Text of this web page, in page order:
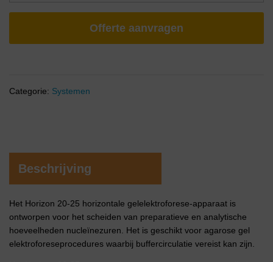
Offerte aanvragen
Categorie: Systemen
Beschrijving
Het Horizon 20-25 horizontale gelelektroforese-apparaat is
ontworpen voor het scheiden van preparatieve en analytische
hoeveelheden nucleïnezuren. Het is geschikt voor agarose gel
elektroforeseprocedures waarbij buffercirculatie vereist kan zijn.